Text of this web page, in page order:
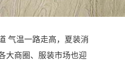
温一路走高，夏装消
大商圈、服装市场也迎